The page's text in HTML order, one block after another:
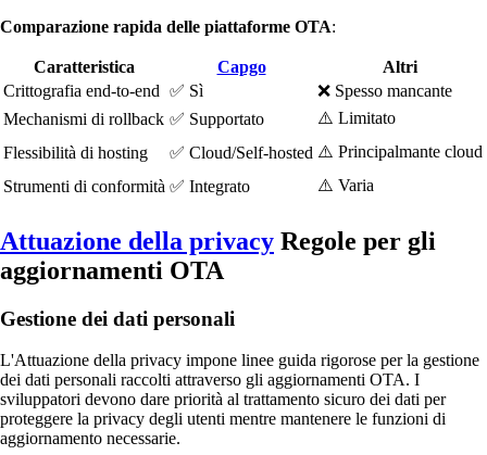
Comparazione rapida delle piattaforme OTA:
Caratteristica Capgo
Altri
Crittografia end-to-end ✅ Sì
❌ Spesso mancante
Mechanismi di rollback ✅ Supportato
⚠️ Limitato
Flessibilità di hosting
✅ Cloud/Self-hosted ⚠️ Principalmante cloud
Strumenti di conformità ✅ Integrato ⚠️ Varia
Attuazione della privacy Regole per gli
aggiornamenti OTA
Gestione dei dati personali
L'Attuazione della privacy impone linee guida rigorose per la gestione
dei dati personali raccolti attraverso gli aggiornamenti OTA. I
sviluppatori devono dare priorità al trattamento sicuro dei dati per
proteggere la privacy degli utenti mentre mantenere le funzioni di
aggiornamento necessarie.